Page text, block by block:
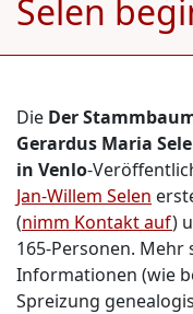
Selen
Die Der
Gerardus Maria
in Venlo-
Jan-Willem Selen
(nimm Kontakt auf)
165-Personen. Mehr
Informationen (wie
Spreizung